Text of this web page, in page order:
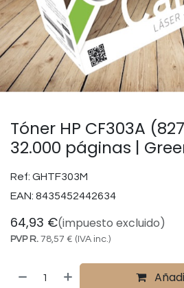
Tóner HP CF303A
32.000 páginas |
Ref: GHTF303M
EAN: 8435452442634
64,93 €(impuesto excluido)
PVP R. 78,57 € (IVA inc.)